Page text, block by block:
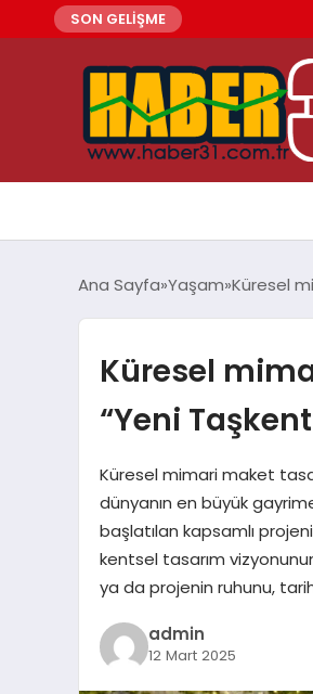
SON GELİŞME
Ana Sayfa Yaşam Küresel
Küresel
“Yeni
Küresel mimari maket
dünyanın en büyük
başlatılan kapsamlı
kentsel tasarım vizyonunun
ya da projenin ruhunu,
admin
12 Mart 2025